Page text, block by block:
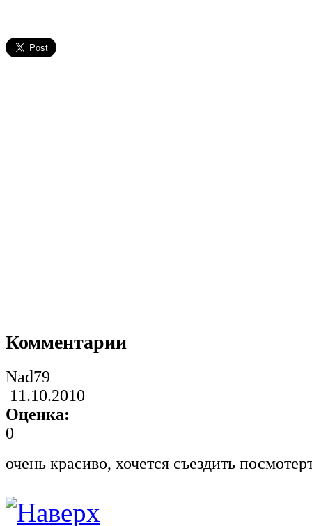
Комментарии
Nad79
11.10.2010
Оценка:
0
очень красиво, хочется съездить